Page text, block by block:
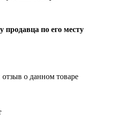
по его месту
о данном товаре